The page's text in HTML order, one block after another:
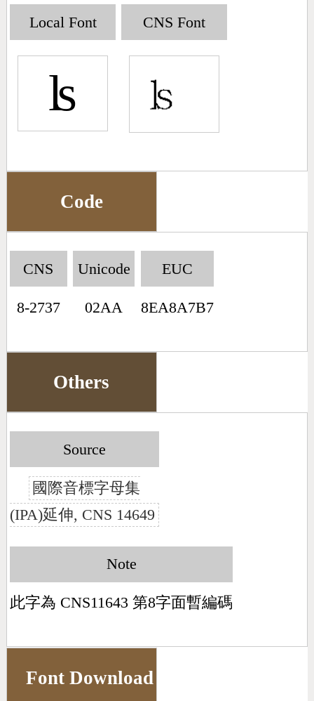
Big5 Query Pinyin Query
Pinyin Word Index
Local Font
ʪ
CNS Font
Code
CNS
8-2737
Unicode
02AA
EUC
8EA8A7B7
Others
Source
國際音標字母集
(IPA)延伸, CNS 14649
Note
此字為 CNS11643 第8字面暫編碼
Font Download